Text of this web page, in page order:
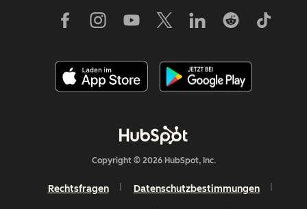
Copyright © 2026 HubSpot, Inc.
Rechtsfragen Datenschutzbestimmungen